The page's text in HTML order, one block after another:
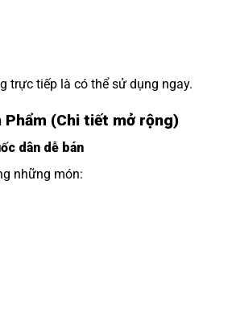
trực tiếp là có thể sử dụng ngay.
Phẩm (Chi tiết mở rộng)
dân dễ bán
những món: